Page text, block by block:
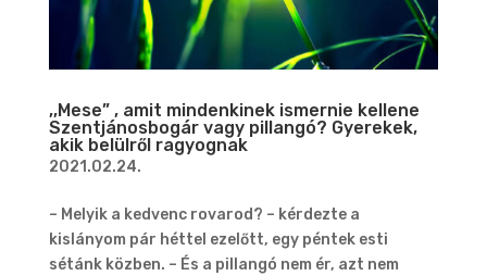
,,Mese” , amit mindenkinek ismernie kellene
Szentjánosbogár vagy pillangó? Gyerekek,
akik belülről ragyognak
2021.02.24.
– Melyik a kedvenc rovarod? – kérdezte a
kislányom pár héttel ezelőtt, egy péntek esti
sétánk közben. – És a pillangó nem ér, azt nem